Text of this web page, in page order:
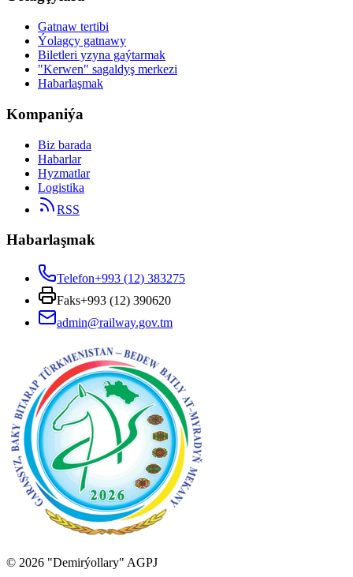
Gatnaw tertibi
Ýolagçy gatnawy
Biletleri yzyna gaýtarmak
"Kerwen" sagaldyş merkezi
Habarlaşmak
Kompaniýa
Biz barada
Habarlar
Hyzmatlar
Logistika
RSS
Habarlaşmak
Telefon+993 (12) 383275
Faks+993 (12) 390620
admin@railway.gov.tm
© 2026 "Demirýollary" AGPJ